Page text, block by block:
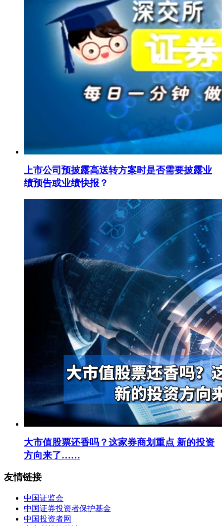
上市公司预披露高送转方案时是否需要披露业
绩预告或业绩快报？
大市值股票还香吗？这家券商划重点 新的投资
方向来了……
友情链接
中国证监会
中国证券投资者保护基金
中国投资者网